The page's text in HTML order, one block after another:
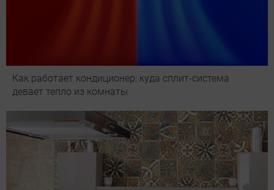
Как работает кондиционер: куда сплит-система
девает тепло из комнаты